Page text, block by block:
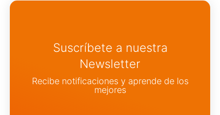
Suscríbete a nuestra
Newsletter
Recibe notificaciones y aprende de los
mejores